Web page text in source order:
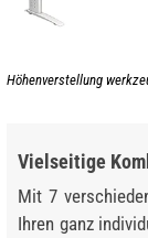
Höhenverstellung
Vielseitige
Mit 7
Ihren ganz